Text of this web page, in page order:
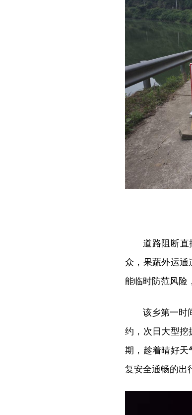
道路阻断直
众，果蔬外运通
能临时防范风险
该乡第一时
约，次日大型挖
期，趁着晴好天
复安全通畅的出